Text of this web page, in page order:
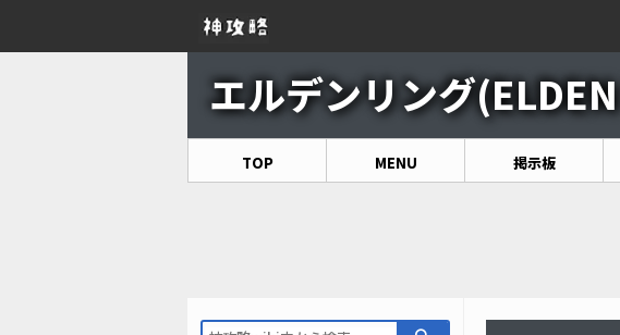
エルデンリング
TOP MENU 掲示板